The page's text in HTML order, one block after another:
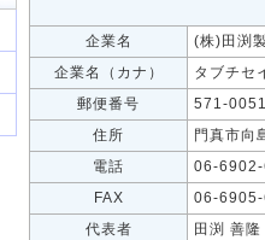
企業名
(株)田渕
企業名（カナ）
タブチセ
郵便番号
571-
住所
門真市向
電話
06-
FAX
06-
代表者
田渕 善隆